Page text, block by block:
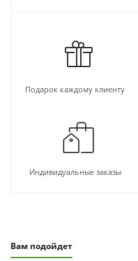
Подарок каждому клиенту
Индивидуальные заказы
Вам подойдет